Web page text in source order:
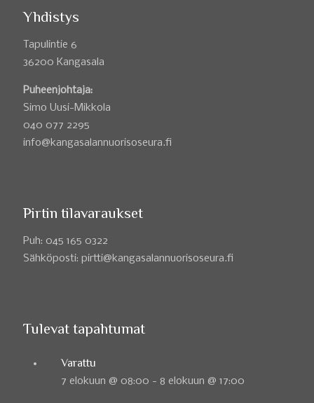
Yhdistys
Tapulintie 6
36200 Kangasala
Puheenjohtaja:
Simo Uusi-Mikkola
040 077 2295
info@kangasalannuorisoseura.fi
Pirtin tilavaraukset
Puh: 045 165 0322
Sähköposti: pirtti@kangasalannuorisoseura.fi
Tulevat tapahtumat
Varattu
7 elokuun @ 08:00 - 8 elokuun @ 17:00